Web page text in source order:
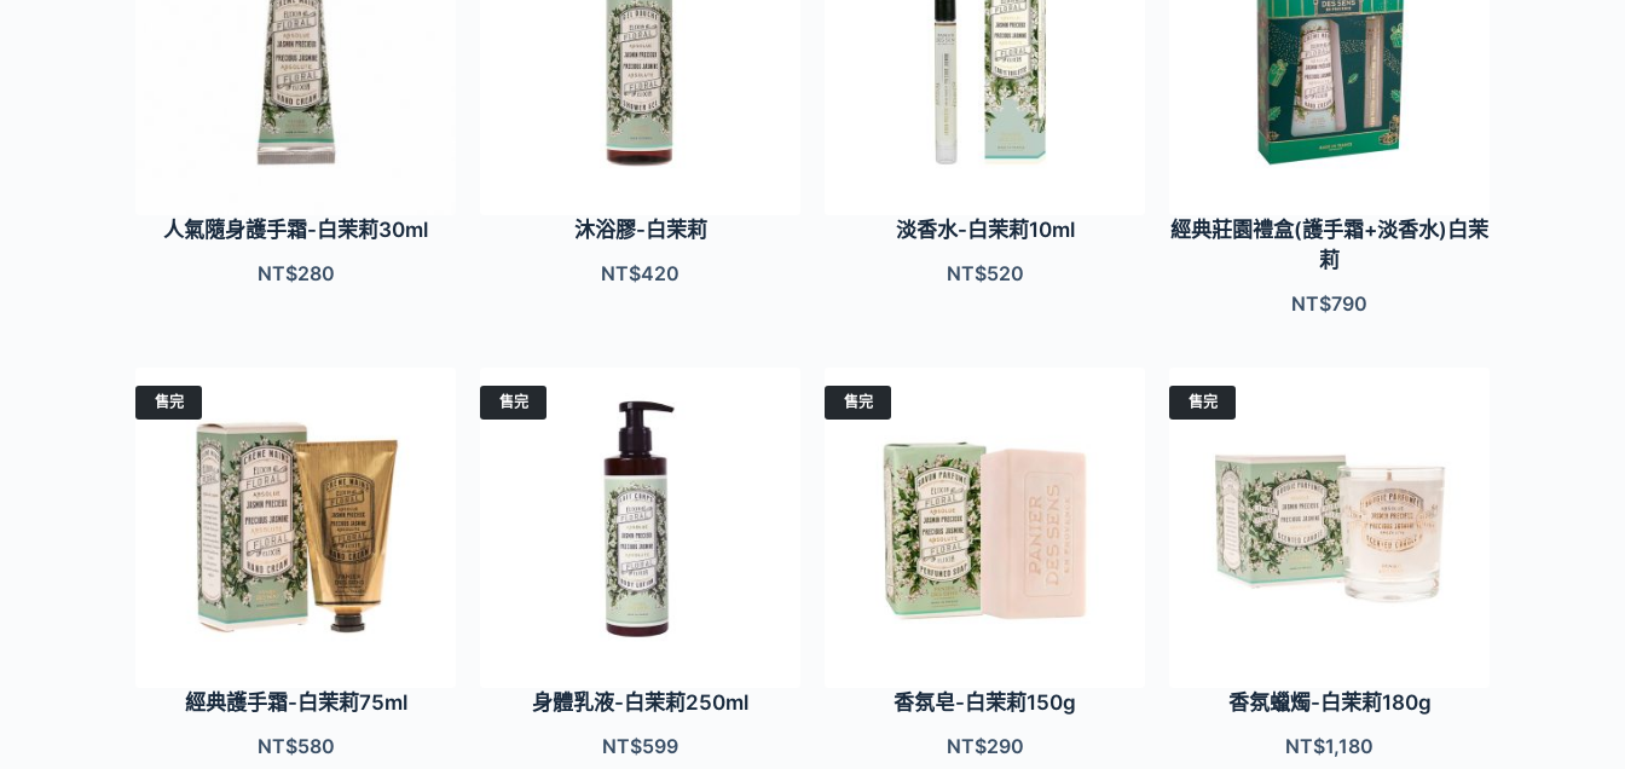
人氣隨身護手霜-白茉莉30ml
NT$280
沐浴膠-白茉莉
NT$420
淡香水-白茉莉10ml
NT$520
經典莊園禮盒(護手霜+淡香水)白茉
莉
NT$790
售完
經典護手霜-白茉莉75ml
NT$580
售完
身體乳液-白茉莉250ml
NT$599
售完
香氛皂-白茉莉150g
NT$290
售完
香氛蠟燭-白茉莉180g
NT$1,180